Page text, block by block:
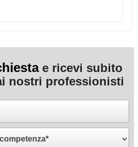
e ricevi subito
nostri professionisti